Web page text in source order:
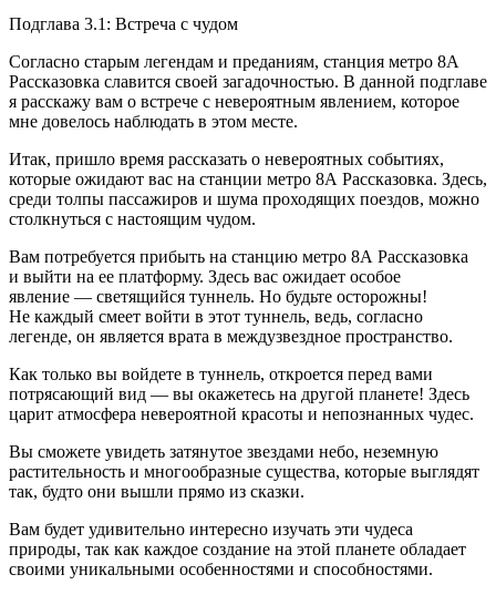
Подглава 3.1: Встреча с чудом
Согласно старым легендам и преданиям, станция метро 8А
Рассказовка славится своей загадочностью. В данной подглаве
я расскажу вам о встрече с невероятным явлением, которое
мне довелось наблюдать в этом месте.
Итак, пришло время рассказать о невероятных событиях,
которые ожидают вас на станции метро 8А Рассказовка. Здесь,
среди толпы пассажиров и шума проходящих поездов, можно
столкнуться с настоящим чудом.
Вам потребуется прибыть на станцию метро 8А Рассказовка
и выйти на ее платформу. Здесь вас ожидает особое
явление — светящийся туннель. Но будьте осторожны!
Не каждый смеет войти в этот туннель, ведь, согласно
легенде, он является врата в междузвездное пространство.
Как только вы войдете в туннель, откроется перед вами
потрясающий вид — вы окажетесь на другой планете! Здесь
царит атмосфера невероятной красоты и непознанных чудес.
Вы сможете увидеть затянутое звездами небо, неземную
растительность и многообразные существа, которые выглядят
так, будто они вышли прямо из сказки.
Вам будет удивительно интересно изучать эти чудеса
природы, так как каждое создание на этой планете обладает
своими уникальными особенностями и способностями.